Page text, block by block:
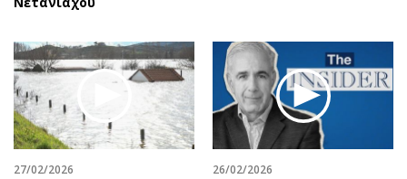
27/02/2026 26/02/2026